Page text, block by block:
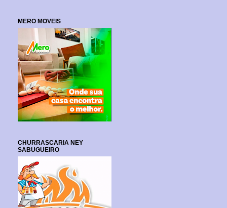
MERO MOVEIS
CHURRASCARIA NEY
SABUGUEIRO